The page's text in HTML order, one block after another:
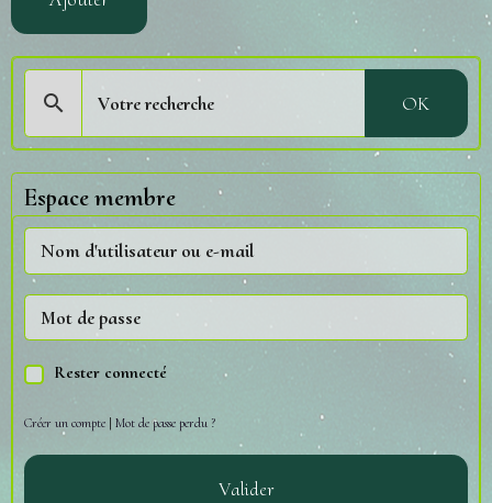
OK
Espace membre
Rester connecté
Créer un compte | Mot de passe perdu ?
Valider